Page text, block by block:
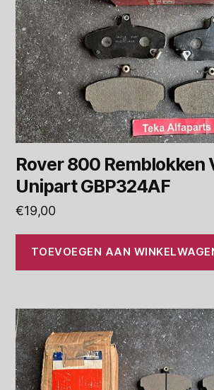
Rover 800 Remblokken
Unipart GBP324AF
€19,00
TOEVOEGEN AAN